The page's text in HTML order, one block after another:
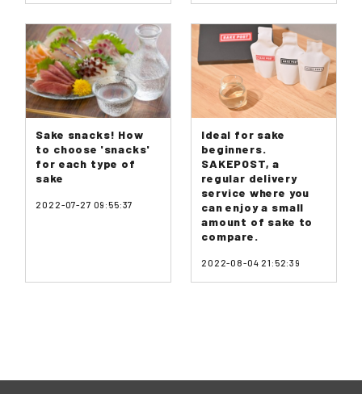
Sake snacks! How
to choose 'snacks'
for each type of
sake
2022-07-27 09:55:37
Ideal for sake
beginners.
SAKEPOST, a
regular delivery
service where you
can enjoy a small
amount of sake to
compare.
2022-08-04 21:52:39